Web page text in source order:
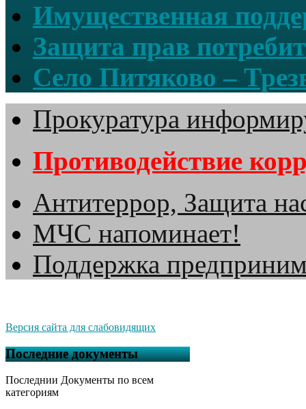
Имущественная
Защита прав
Село Питяково –
Прокуратура
Противодействие
Антитеррор, Защита
МЧС напоминает!
Поддержка
Версия сайта для слабовидящих
Последние документы
Последнии Документы по всем
категориям